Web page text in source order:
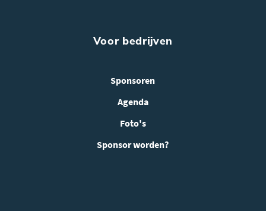
Voor bedrijven
Sponsoren
Agenda
Foto's
Sponsor worden?